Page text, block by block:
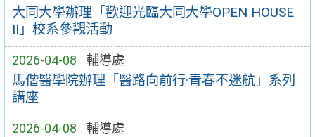
大同大學辦理「歡迎光臨大同大學OPEN HOUSE
II」校系參觀活動
2026-04-08 輔導處
馬偕醫學院辦理「醫路向前行·青春不迷航」系列
講座
2026-04-08 輔導處